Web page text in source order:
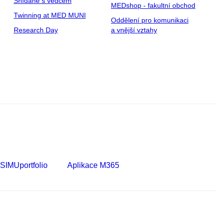
Twinning at MED MUNI
Research Day
MEDshop - fakultní obchod
Oddělení pro komunikaci
a vnější vztahy
SIMUportfolio Aplikace M365